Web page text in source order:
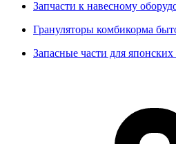
Запчасти к навесному
Грануляторы комбикорма
Запасные части для